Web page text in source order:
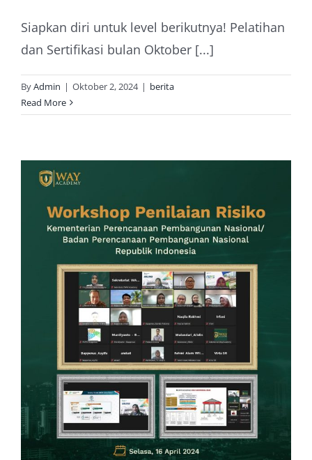
Siapkan diri untuk level berikutnya! Pelatihan
dan Sertifikasi bulan Oktober [...]
ByAdmin | Oktober 2, 2024 | berita
Read More